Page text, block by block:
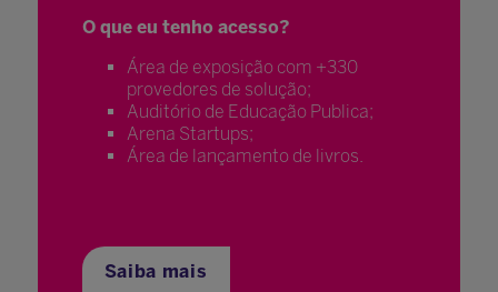
O que eu tenho acesso?
Área de exposição com +330
provedores de solução;
Auditório de Educação Publica;
Arena Startups;
Área de lançamento de livros.
Saiba mais